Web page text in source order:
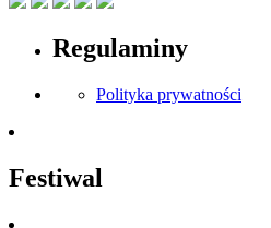
Regulaminy
Polityka prywatności
Festiwal